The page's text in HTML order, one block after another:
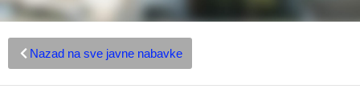
Nazad na sve javne nabavke